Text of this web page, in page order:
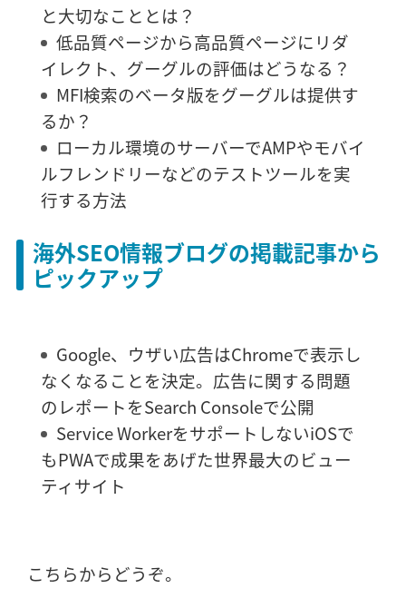
と大切なこととは？
低品質ページから高品質ページにリダ
イレクト、グーグルの評価はどうなる？
MFI検索のベータ版をグーグルは提供す
るか？
ローカル環境のサーバーでAMPやモバイ
ルフレンドリーなどのテストツールを実
行する方法
海外SEO情報ブログの掲載記事から
ピックアップ
Google、ウザい広告はChromeで表示し
なくなることを決定。広告に関する問題
のレポートをSearch Consoleで公開
Service WorkerをサポートしないiOSで
もPWAで成果をあげた世界最大のビュー
ティサイト
こちらからどうぞ。